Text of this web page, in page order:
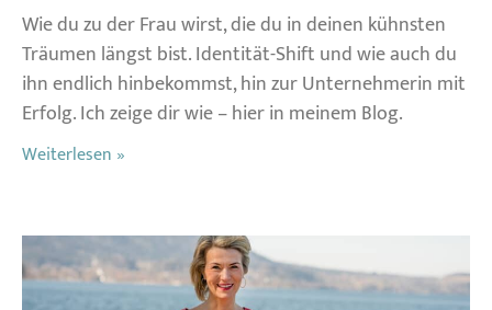
Wie du zu der Frau wirst, die du in deinen kühnsten
Träumen längst bist. Identität-Shift und wie auch du
ihn endlich hinbekommst, hin zur Unternehmerin mit
Erfolg. Ich zeige dir wie – hier in meinem Blog.
Weiterlesen »